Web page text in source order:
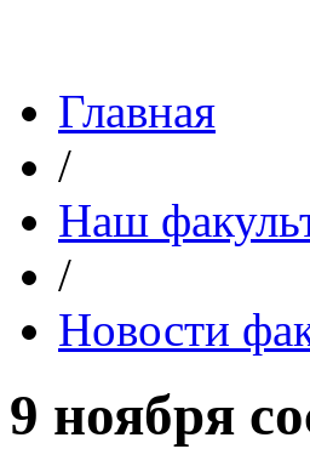
Главная
/
Наш
/
Новости
9 ноября